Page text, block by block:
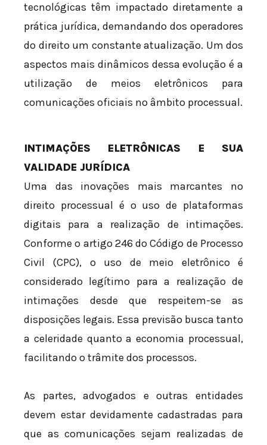
tecnológicas têm impactado diretamente a
prática jurídica, demandando dos operadores
do direito um constante atualização. Um dos
aspectos mais dinâmicos dessa evolução é a
utilização de meios eletrônicos para
comunicações oficiais no âmbito processual.
INTIMAÇÕES ELETRÔNICAS E SUA
VALIDADE JURÍDICA
Uma das inovações mais marcantes no
direito processual é o uso de plataformas
digitais para a realização de intimações.
Conforme o artigo 246 do Código de Processo
Civil (CPC), o uso de meio eletrônico é
considerado legítimo para a realização de
intimações desde que respeitem-se as
disposições legais. Essa previsão busca tanto
a celeridade quanto a economia processual,
facilitando o trâmite dos processos.
As partes, advogados e outras entidades
devem estar devidamente cadastradas para
que as comunicações sejam realizadas de